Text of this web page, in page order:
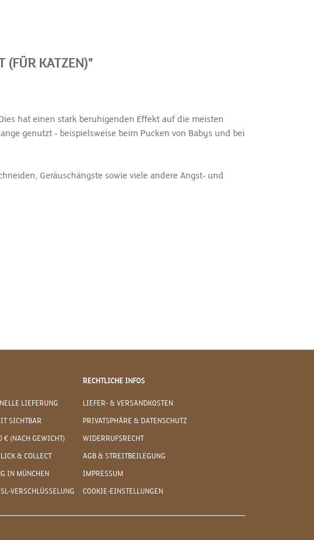
(FÜR KATZEN)"
hat einen stark beruhigenden Effekt auf die meisten
genutzt - beispielsweise beim Pucken von Babys und bei
Geräuschängste sowie viele andere Angst- und
LIEFERUNG
SICHTBAR
€ (NACH GEWICHT)
& COLLECT
IN MÜNCHEN
VERSCHLÜSSELUNG
RECHTLICHE INFOS
LIEFER- & VERSANDKOSTEN
PRIVATSPHÄRE & DATENSCHUTZ
WIDERRUFSRECHT
AGB & STREITBEILEGUNG
IMPRESSUM
COOKIE-EINSTELLUNGEN